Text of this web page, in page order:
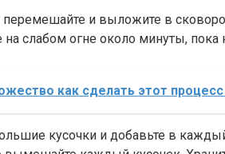
и выложите в
слабом огне около минуты, пока
как сделать этот
кусочки и добавьте в